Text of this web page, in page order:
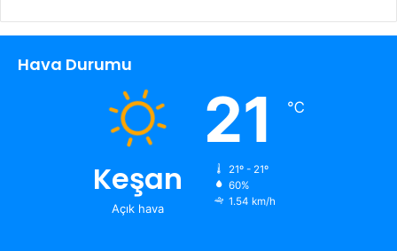
Hava Durumu
Keşan
Açık hava
21 ℃
21º - 21º
60%
1.54 km/h